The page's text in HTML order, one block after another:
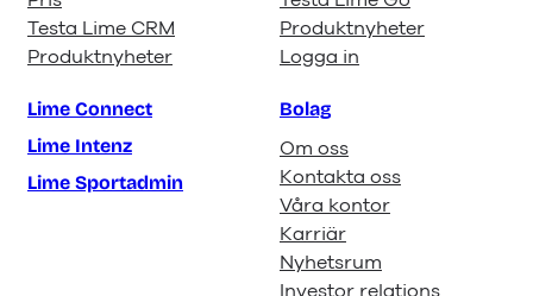
Testa Lime CRM
Produktnyheter
Produktnyheter
Logga in
Lime Connect
Lime Intenz
Lime Sportadmin
Bolag
Om oss
Kontakta oss
Våra kontor
Karriär
Nyhetsrum